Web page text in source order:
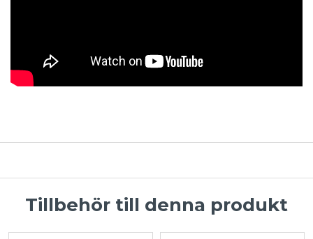
Tillbehör till denna produkt